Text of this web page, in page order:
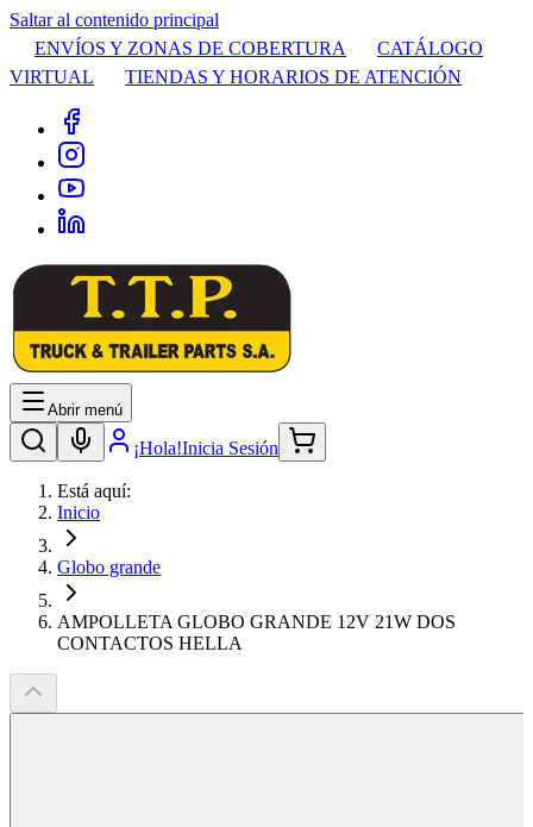
Saltar al contenido principal
ENVÍOS Y ZONAS DE COBERTURA
CATÁLOGO
VIRTUAL
TIENDAS Y HORARIOS DE ATENCIÓN
Abrir menú
¡Hola!Inicia Sesión
Está aquí:
Inicio
Globo grande
AMPOLLETA GLOBO GRANDE 12V 21W DOS
CONTACTOS HELLA